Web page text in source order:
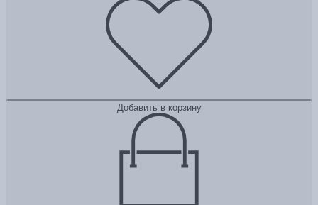
Добавить в корзину